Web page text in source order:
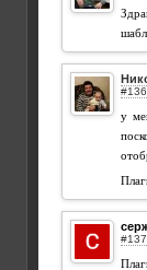
#136
у
#137